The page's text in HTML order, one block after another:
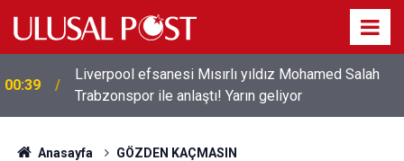
00:39
Liverpool efsanesi Mısırlı yıldız Mohamed Salah
Trabzonspor ile anlaştı! Yarın geliyor
Anasayfa GÖZDEN KAÇMASIN